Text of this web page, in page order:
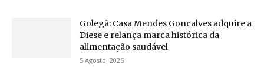
Golegã: Casa Mendes Gonçalves adquire a
Diese e relança marca histórica da
alimentação saudável
5 Agosto, 2026